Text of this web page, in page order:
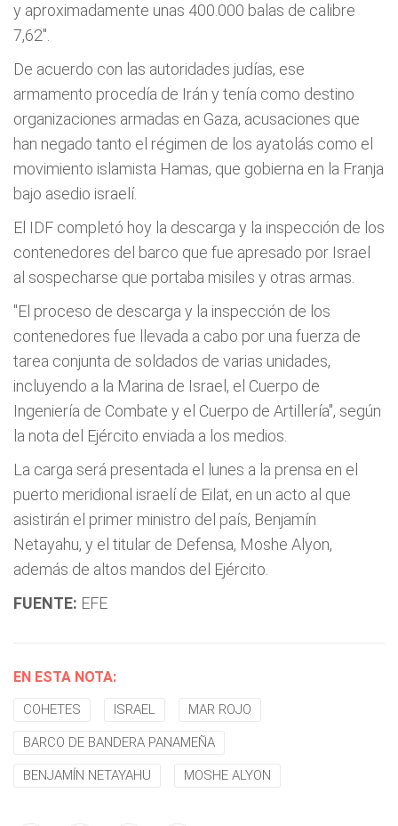
y aproximadamente unas 400.000 balas de calibre
7,62".
De acuerdo con las autoridades judías, ese
armamento procedía de Irán y tenía como destino
organizaciones armadas en Gaza, acusaciones que
han negado tanto el régimen de los ayatolás como el
movimiento islamista Hamas, que gobierna en la Franja
bajo asedio israelí.
El IDF completó hoy la descarga y la inspección de los
contenedores del barco que fue apresado por Israel
al sospecharse que portaba misiles y otras armas.
"El proceso de descarga y la inspección de los
contenedores fue llevada a cabo por una fuerza de
tarea conjunta de soldados de varias unidades,
incluyendo a la Marina de Israel, el Cuerpo de
Ingeniería de Combate y el Cuerpo de Artillería", según
la nota del Ejército enviada a los medios.
La carga será presentada el lunes a la prensa en el
puerto meridional israelí de Eilat, en un acto al que
asistirán el primer ministro del país, Benjamín
Netayahu, y el titular de Defensa, Moshe Alyon,
además de altos mandos del Ejército.
FUENTE: EFE
EN ESTA NOTA:
COHETES ISRAEL MAR ROJO
BARCO DE BANDERA PANAMEÑA
BENJAMÍN NETAYAHU MOSHE ALYON